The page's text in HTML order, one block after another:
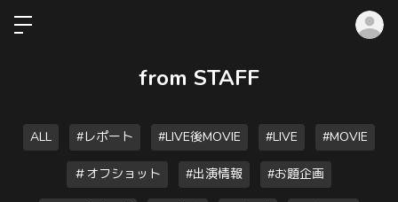
from STAFF
ALL #レポート #LIVE後MOVIE #LIVE #MOVIE
＃オフショット #出演情報 #お題企画